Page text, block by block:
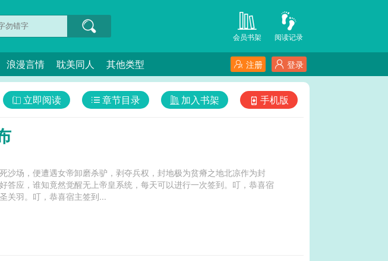
阅读记录
会员书架
浪漫言情 耽美同人 其他类型 登录
注册
手机版
加入书架
章节目录
立即阅读
场，便遭遇女帝卸磨杀驴，剥夺兵权，封地极为贫瘠之地北凉作为封
应，谁知竟然觉醒无上帝皇系统，每天可以进行一次签到。叮，恭喜宿
关羽。叮，恭喜宿主签到...